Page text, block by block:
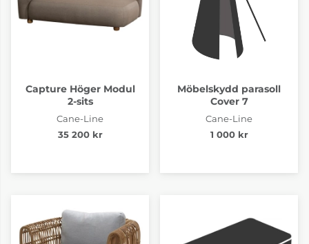
Capture Höger Modul
2-sits
Cane-Line
35 200 kr
Möbelskydd parasoll
Cover 7
Cane-Line
1 000 kr